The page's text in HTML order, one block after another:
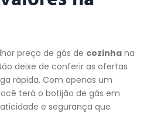
preço de gás de cozinha na
deixe de conferir as ofertas
rápida. Com apenas um
terá o botijão de gás em
e segurança que